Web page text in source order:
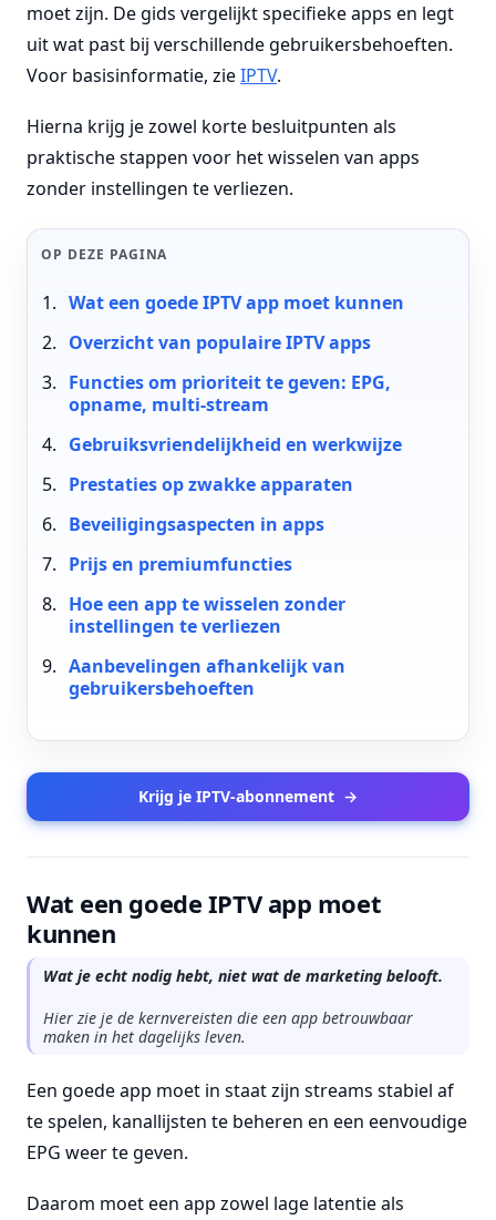
moet zijn. De gids vergelijkt specifieke apps en legt
uit wat past bij verschillende gebruikersbehoeften.
Voor basisinformatie, zieIPTV.
Hierna krijg je zowel korte besluitpunten als
praktische stappen voor het wisselen van apps
zonder instellingen te verliezen.
OP DEZE PAGINA
Wat een goede IPTV app moet kunnen
Overzicht van populaire IPTV apps
Functies om prioriteit te geven: EPG,
opname, multi-stream
Gebruiksvriendelijkheid en werkwijze
Prestaties op zwakke apparaten
Beveiligingsaspecten in apps
Prijs en premiumfuncties
Hoe een app te wisselen zonder
instellingen te verliezen
Aanbevelingen afhankelijk van
gebruikersbehoeften
Krijg je IPTV-abonnement →
Wat een goede IPTV app moet
kunnen
Wat je echt nodig hebt, niet wat de marketing belooft.
Hier zie je de kernvereisten die een app betrouwbaar
maken in het dagelijks leven.
Een goede app moet in staat zijn streams stabiel af
te spelen, kanallijsten te beheren en een eenvoudige
EPG weer te geven.
Daarom moet een app zowel lage latentie als